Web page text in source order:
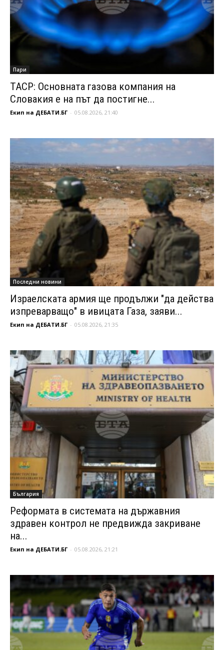
Пари
ТАСР: Основната газова компания на
Словакия е на път да постигне...
Екип на ДЕБАТИ.БГ - 05.08.2026, 21:40
Последни новини
Израелската армия ще продължи "да действа
изпреварващо" в ивицата Газа, заяви...
Екип на ДЕБАТИ.БГ - 05.08.2026, 21:35
България
Реформата в системата на държавния
здравен контрол не предвижда закриване
на...
Екип на ДЕБАТИ.БГ - 05.08.2026, 21:21